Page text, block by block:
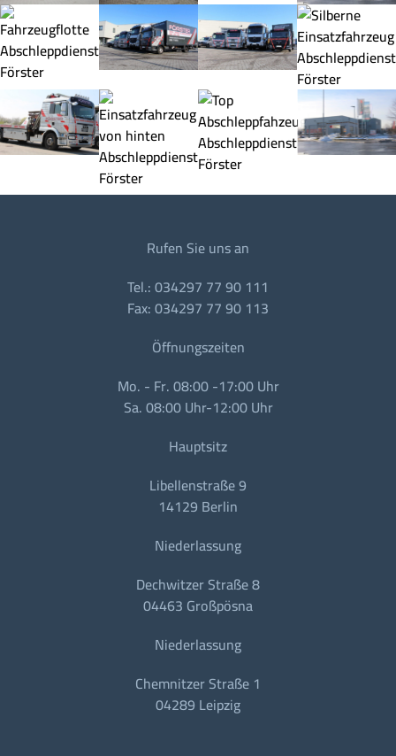
Rufen Sie uns an
Tel.: 034297 77 90 111
Fax: 034297 77 90 113
Öffnungszeiten
Mo. - Fr. 08:00 -17:00 Uhr
Sa. 08:00 Uhr-12:00 Uhr
Hauptsitz
Libellenstraße 9
14129 Berlin
Niederlassung
Dechwitzer Straße 8
04463 Großpösna
Niederlassung
Chemnitzer Straße 1
04289 Leipzig